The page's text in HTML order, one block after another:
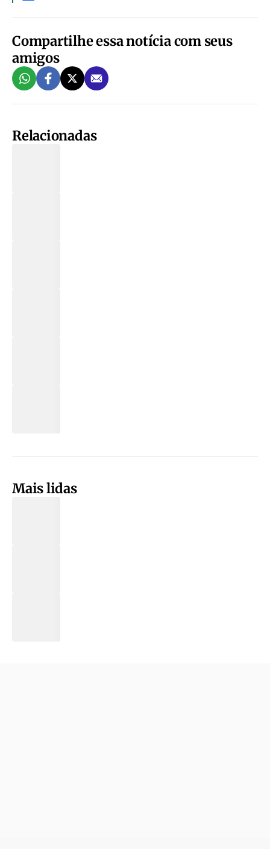
Compartilhe essa notícia com seus
amigos
Relacionadas
Mais lidas